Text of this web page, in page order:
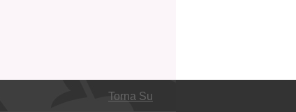
Torna Su